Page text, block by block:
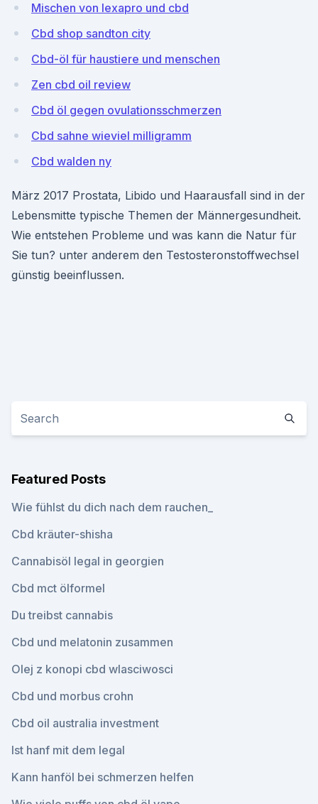
Mischen von lexapro und cbd
Cbd shop sandton city
Cbd-öl für haustiere und menschen
Zen cbd oil review
Cbd öl gegen ovulationsschmerzen
Cbd sahne wieviel milligramm
Cbd walden ny
März 2017 Prostata, Libido und Haarausfall sind in der
Lebensmitte typische Themen der Männergesundheit.
Wie entstehen Probleme und was kann die Natur für
Sie tun? unter anderem den Testosteronstoffwechsel
günstig beeinflussen.
Featured Posts
Wie fühlst du dich nach dem rauchen_
Cbd kräuter-shisha
Cannabisöl legal in georgien
Cbd mct ölformel
Du treibst cannabis
Cbd und melatonin zusammen
Olej z konopi cbd wlasciwosci
Cbd und morbus crohn
Cbd oil australia investment
Ist hanf mit dem legal
Kann hanföl bei schmerzen helfen